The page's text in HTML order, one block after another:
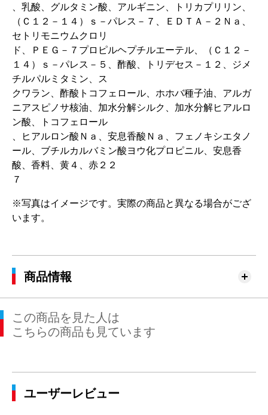
、乳酸、グルタミン酸、アルギニン、トリカプリリン、
（Ｃ１２－１４）ｓ－パレス－７、ＥＤＴＡ－２Ｎａ、
セトリモニウムクロリ
ド、ＰＥＧ－７プロピルヘプチルエーテル、（Ｃ１２－
１４）ｓ－パレス－５、酢酸、トリデセス－１２、ジメ
チルパルミタミン、ス
クワラン、酢酸トコフェロール、ホホバ種子油、アルガ
ニアスピノサ核油、加水分解シルク、加水分解ヒアルロ
ン酸、トコフェロール
、ヒアルロン酸Ｎａ、安息香酸Ｎａ、フェノキシエタノ
ール、ブチルカルバミン酸ヨウ化プロピニル、安息香
酸、香料、黄４、赤２２
７
※写真はイメージです。実際の商品と異なる場合がござ
います。
商品情報
この商品を見た人は
こちらの商品も見ています
ユーザーレビュー